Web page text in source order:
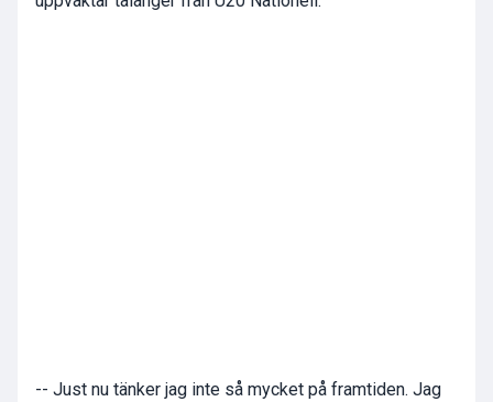
-- Just nu tänker jag inte så mycket på framtiden. Jag